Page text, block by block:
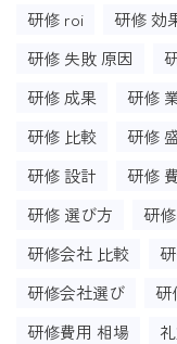
研修 roi
研修 効
研修 失敗 原因
研修 成果
研修
研修 比較
研修
研修 設計
研修
研修 選び方
研
研修会社 比較
研修会社選び
研
研修費用 相場